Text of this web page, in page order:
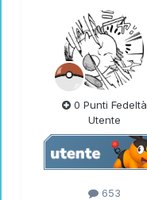
0 Punti Fedeltà
Utente
653